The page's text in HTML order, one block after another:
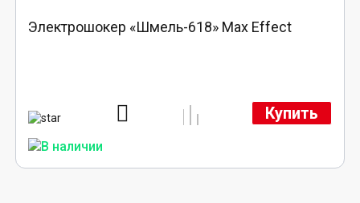
Электрошокер «Шмель-618» Max Effect
Купить